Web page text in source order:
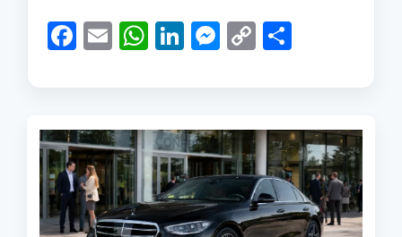
Facebook
EmailWhatsApp
LinkedIn
Messenger
Copy